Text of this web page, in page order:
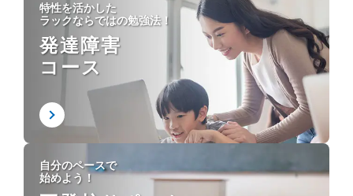
特性を活かした
ラックならではの勉強法！
発達障害
コース
自分のペースで
始めよう！